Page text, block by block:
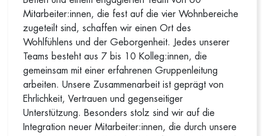
Mitarbeiter:innen, die fest auf die vier Wohnbereiche
zugeteilt sind, schaffen wir einen Ort des
Wohlfühlens und der Geborgenheit. Jedes unserer
Teams besteht aus 7 bis 10 Kolleg:innen, die
gemeinsam mit einer erfahrenen Gruppenleitung
arbeiten. Unsere Zusammenarbeit ist geprägt von
Ehrlichkeit, Vertrauen und gegenseitiger
Unterstützung. Besonders stolz sind wir auf die
Integration neuer Mitarbeiter:innen, die durch unsere